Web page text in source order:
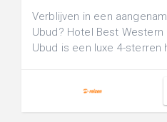
Verblijven in een
Ubud? Hotel Best
Ubud is een luxe 4-sterren